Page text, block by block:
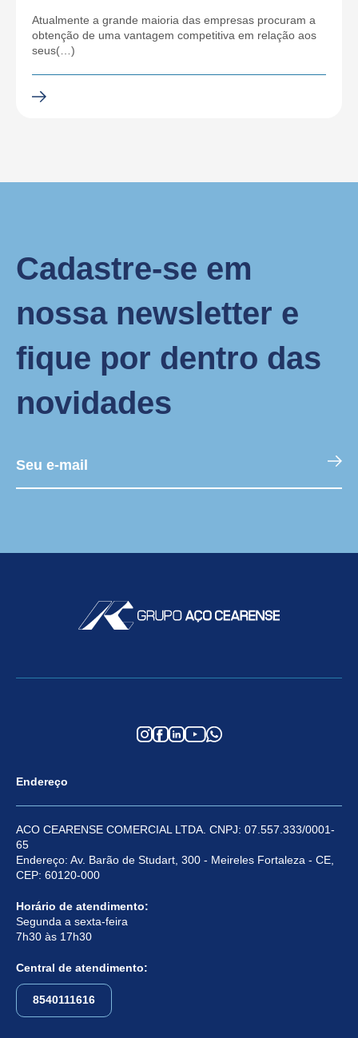
Atualmente a grande maioria das empresas procuram a
obtenção de uma vantagem competitiva em relação aos
seus(…)
Cadastre-se em
nossa newsletter e
fique por dentro das
novidades
Endereço
ACO CEARENSE COMERCIAL LTDA. CNPJ: 07.557.333/0001-
65
Endereço: Av. Barão de Studart, 300 - Meireles Fortaleza - CE,
CEP: 60120-000
Horário de atendimento:
Segunda a sexta-feira
7h30 às 17h30
Central de atendimento:
8540111616